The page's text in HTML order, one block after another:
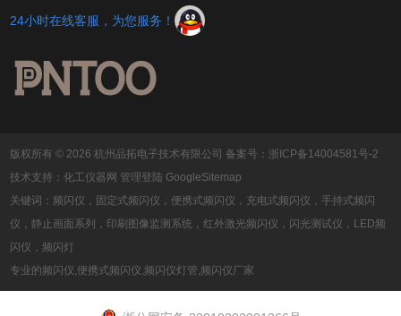
24小时在线客服，为您服务！
版权所有 © 2026 杭州品拓电子技术有限公司备案号：浙ICP备14004581号-2
技术支持：化工仪器网 管理登陆 GoogleSitemap
关键词：频闪仪，固定式频闪仪，便携式频闪仪，充电式频闪仪，手持式频闪
仪，静止画面系列，印刷图像监测系统，红外激光频闪仪，闪光测试仪，LED频
闪仪，频闪灯
专业的频闪仪,便携式频闪仪,频闪仪灯管,频闪仪厂家